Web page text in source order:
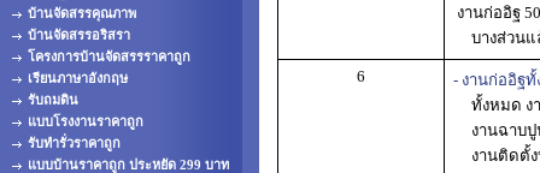
บ้านจัดสรรคุณภาพ
บ้านจัดสรรอริสรา
โครงการบ้านจัดสรรราคาถูก
เรียนภาษาอังกฤษ
รับถมดิน
แบบโรงงานราคาถูก
รับทำรั่วราคาถูก
แบบบ้านราคาถูก ประหยัด 299 บาท
งานก่ออิฐ
บางส่วนแ
6
- งานก่ออิฐ
ทั้งหมด ง
งานฉาบ
งานติดตั้